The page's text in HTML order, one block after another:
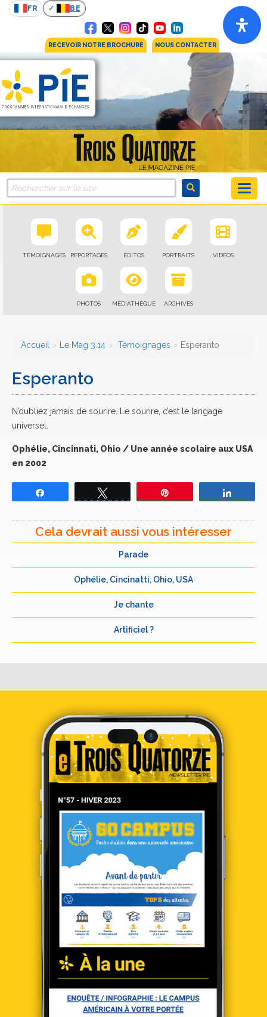
FR BE
RECEVOIR NOTRE BROCHURE NOUS CONTACTER
TÉMOIGNAGES REPORTAGES ÉDITOS PORTRAITS VIDÉOS
PHOTOS MÉDIATHÈQUE ARCHIVES
Accueil Le Mag 3.14 Témoignages Esperanto
Esperanto
N’oubliez jamais de sourire. Le sourire, c’est le langage
universel.
Ophélie, Cincinnati, Ohio / Une année scolaire aux USA
en 2002
Cela devrait aussi vous intéresser
Parade
Ophélie, Cincinatti, Ohio, USA
Je chante
Artificiel ?